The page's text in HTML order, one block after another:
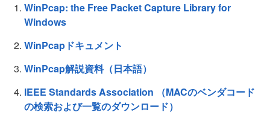
WinPcap: the Free Packet Capture Library for
Windows
WinPcapドキュメント
WinPcap解説資料（日本語）
IEEE Standards Association （MACのベンダコード
の検索および一覧のダウンロード）